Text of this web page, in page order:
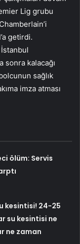
Lig grubu
getirdi.
İstanbul
sonra kalacağı
sağlık
imza atması
ölüm: Servis
kesintisi! 24-25
su kesintisi ne
ne zaman